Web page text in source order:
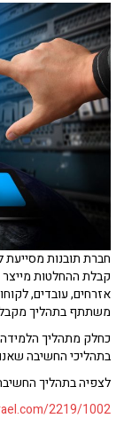
חברת תובנות מסייעת
קבלת ההחלטות מייצר
אזרחים, עובדים,
משתתף בתהליך
כחלק מתהליך הלמידה
בתהליכי החשיבה
לצפיה בתהליך
2219/1002